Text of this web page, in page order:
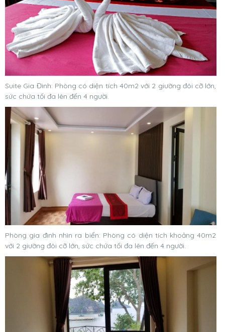
Suite Gia Đình: Phòng có diện tích 40m2 với 2 giường đôi cỡ lớn,
sức chứa tối đa lên đến 4 người.
Phòng gia đình nhìn ra biển: Phòng có diện tích khoảng 40m2
với 2 giường đôi cỡ lớn, sức chứa tối đa lên đến 4 người.